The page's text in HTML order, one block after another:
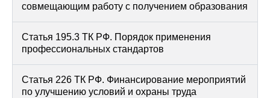
совмещающим работу с получением образования
Статья 195.3 ТК РФ. Порядок применения
профессиональных стандартов
Статья 226 ТК РФ. Финансирование мероприятий
по улучшению условий и охраны труда